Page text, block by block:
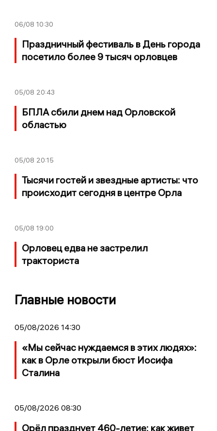
06/08 10:30
Праздничный фестиваль в День города
посетило более 9 тысяч орловцев
05/08 20:43
БПЛА сбили днем над Орловской
областью
05/08 20:15
Тысячи гостей и звездные артисты: что
происходит сегодня в центре Орла
05/08 19:00
Орловец едва не застрелил
тракториста
Главные новости
05/08/2026 14:30
«Мы сейчас нуждаемся в этих людях»:
как в Орле открыли бюст Иосифа
Сталина
05/08/2026 08:30
Орёл празднует 460-летие: как живет